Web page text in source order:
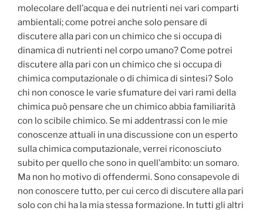
molecolare dell’acqua e dei nutrienti nei vari comparti
ambientali; come potrei anche solo pensare di
discutere alla pari con un chimico che si occupa di
dinamica di nutrienti nel corpo umano? Come potrei
discutere alla pari con un chimico che si occupa di
chimica computazionale o di chimica di sintesi? Solo
chi non conosce le varie sfumature dei vari rami della
chimica può pensare che un chimico abbia familiarità
con lo scibile chimico. Se mi addentrassi con le mie
conoscenze attuali in una discussione con un esperto
sulla chimica computazionale, verrei riconosciuto
subito per quello che sono in quell’ambito: un somaro.
Ma non ho motivo di offendermi. Sono consapevole di
non conoscere tutto, per cui cerco di discutere alla pari
solo con chi ha la mia stessa formazione. In tutti gli altri